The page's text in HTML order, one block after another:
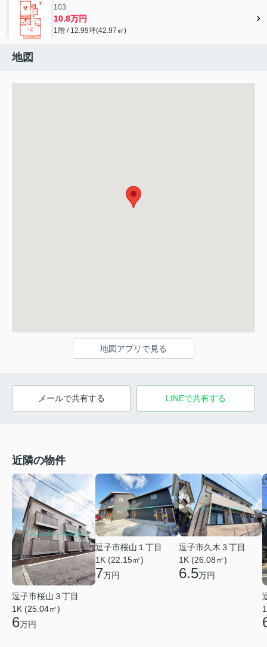
103
10.8万円
1階 / 12.99坪(42.97㎡)
地図
地図アプリで見る
メールで共有する LINEで共有する
近隣の物件
逗子市桜山３丁目
1K (25.04㎡)
6万円
逗子市桜山１丁目
1K (22.15㎡)
7万円
逗子市久木３丁目
1K (26.08㎡)
6.5万円